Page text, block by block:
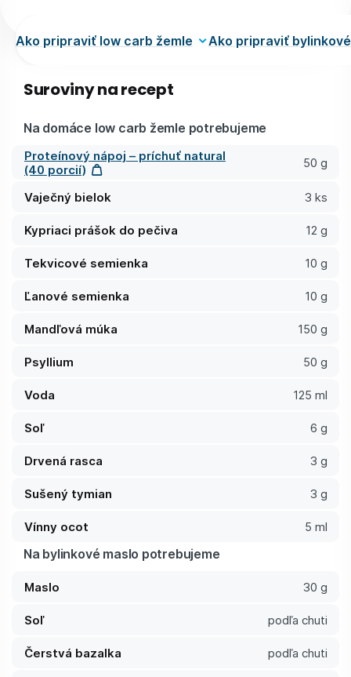
Ako pripraviť low carb žemle Ako pripraviť
Suroviny na recept
Na domáce low carb žemle potrebujeme
Proteínový nápoj – príchuť natural
(40 porcií)
50 g
Vaječný bielok 3 ks
Kypriaci prášok do pečiva 12 g
Tekvicové semienka 10 g
Ľanové semienka 10 g
Mandľová múka 150 g
Psyllium 50 g
Voda 125 ml
Soľ 6 g
Drvená rasca 3 g
Sušený tymian 3 g
Vínny ocot 5 ml
Na bylinkové maslo potrebujeme
Maslo 30 g
Soľ podľa chuti
Čerstvá bazalka podľa chuti